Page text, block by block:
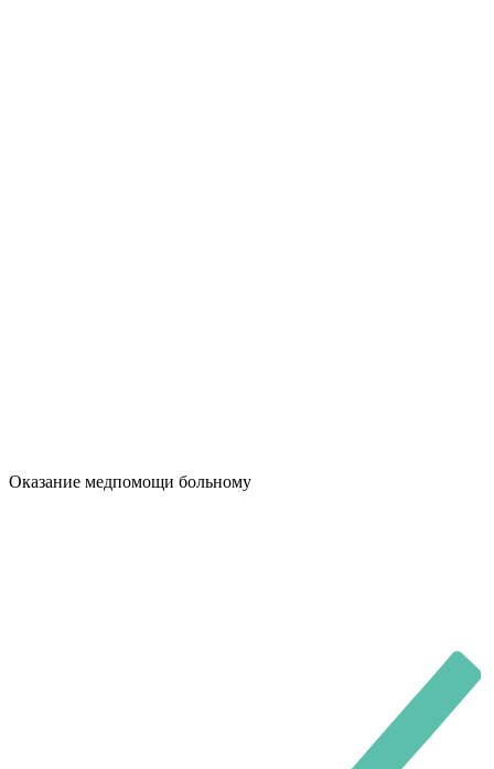
Оказание медпомощи больному